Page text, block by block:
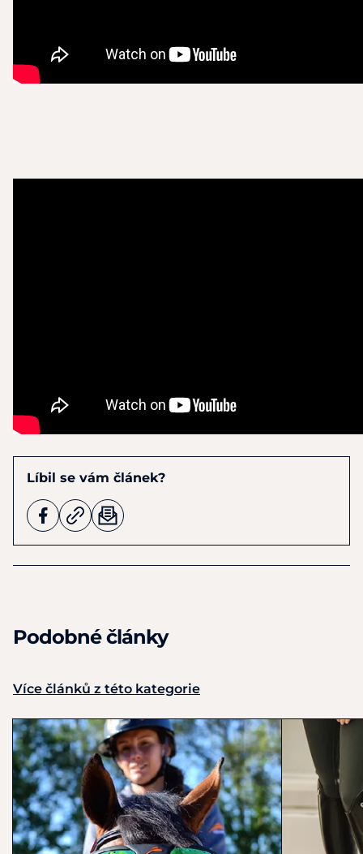
Líbil se vám článek?
Podobné články
Více článků z této kategorie